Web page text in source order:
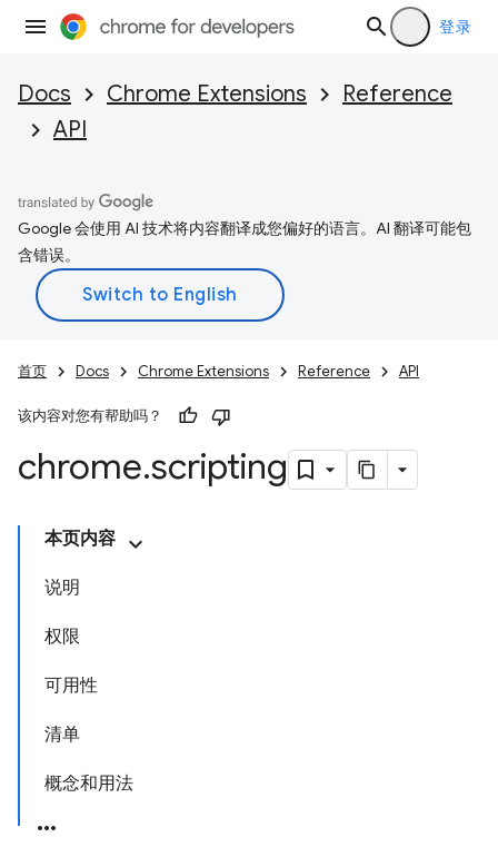
登录
Docs Chrome Extensions
Reference
API
Google 会使用 AI 技术将内容翻译成您偏好的语言。AI 翻译可能包
含错误。
首页 Docs Chrome Extensions Reference API
该内容对您有帮助吗？
chrome.scripting
本页内容
说明
权限
可用性
清单
概念和用法